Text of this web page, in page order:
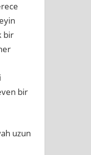
bir
bir
uzun